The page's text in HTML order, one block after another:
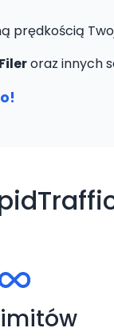
prędkością
Fileroraz innych